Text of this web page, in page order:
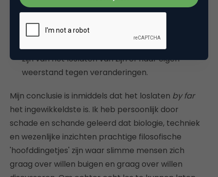
komen we 'wat' uitdagingen tegen, zoals de
doorvoeren van veranderingen: het wemelt van
zijn van het loslaten van zijn of haar eigen
weerstand tegen veranderingen.
Mijn conclusie is inmiddels dat het loslaten by far
het ingewikkeldste is. Ik heb persoonlijk door
schade en schande geleerd dat biologie, techniek
en wezenlijke inzichten prachtige filosofische
'hoofddingetjes' zijn waar slimme mensen zich
graag over willen buigen en graag over willen